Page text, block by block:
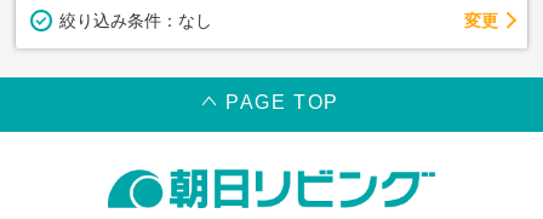
絞り込み条件： なし 変更
PAGE TOP